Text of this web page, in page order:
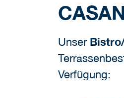
Unser
Verfügung: